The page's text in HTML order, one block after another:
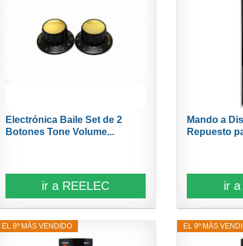
Electrónica Baile Set de 2
Botones Tone Volume...
ir a REELEC
Mando a
Repuesto
ir
EL 8º MÁS VENDIDO EL 9º MÁS